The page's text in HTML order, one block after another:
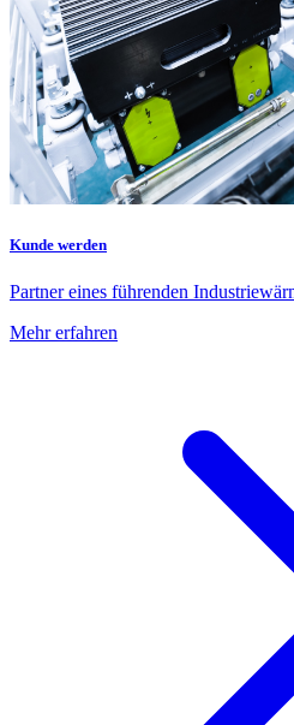
Kunde werden
Partner eines führenden
Mehr erfahren